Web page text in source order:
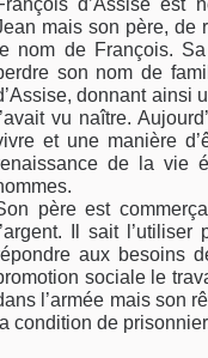
d’Assise est
mais son père, de
nom de François.
son nom de
donnant ainsi
vu naître.
et une manière
de la vie
père est
Il sait
aux besoins
sociale le
l’armée mais son
condition de